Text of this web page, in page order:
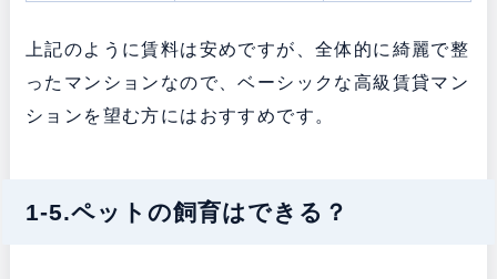
上記のように賃料は安めですが、全体的に綺麗で整
ったマンションなので、ベーシックな高級賃貸マン
ションを望む方にはおすすめです。
1-5.ペットの飼育はできる？